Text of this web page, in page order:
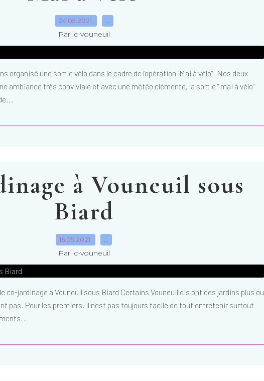
24.05.2021 …
Par ic-vouneuil
organisé une sortie vélo dans le cadre de l'opération "Mai à vélo". Nos deux
ambiance très conviviale et avec une météo clémente, la sortie " mai à vélo"
à Vouneuil sous
Biard
16.05.2021 …
Par ic-vouneuil
co-jardinage à Vouneuil sous Biard Certains Vouneuillois ont des jardins plus ou
pas. Pour les premiers, il n'est pas toujours facile de tout entretenir surtout